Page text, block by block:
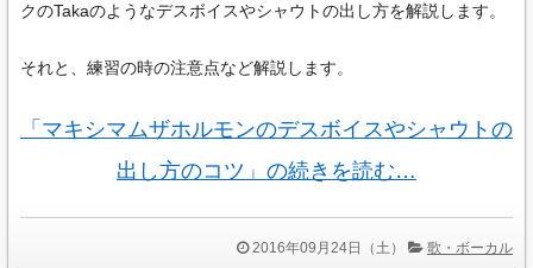
クのTakaのようなデスボイスやシャウトの出し方を解説します。
それと、練習の時の注意点など解説します。
「マキシマムザホルモンのデスボイスやシャウトの
出し方のコツ」の続きを読む…
2016年09月24日（土） 歌・ボーカル